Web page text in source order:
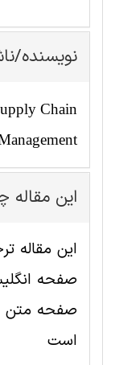
نویسنده/
Chain
این
صفحه متن
است